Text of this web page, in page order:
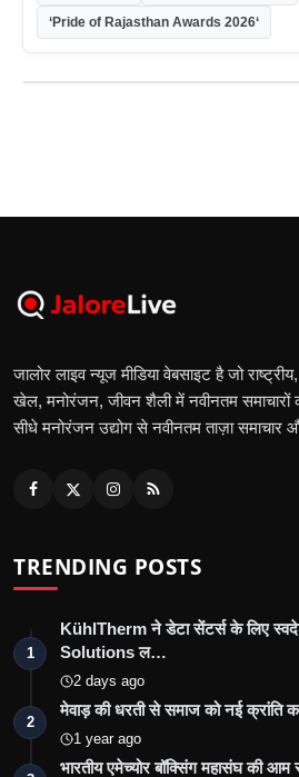
‘Pride of Rajasthan Awards 2026‘
जालोर लाइव न्यूज मीडिया वेबसाइट है जो
खेल, मनोरंजन, जीवन शैली में नवीनतम समाचारों
सीधे मनोरंजन उद्योग से नवीनतम ताज़ा समाचार
TRENDING POSTS
1
KühlTherm ने डेटा सेंटर्स के लिए
Solutions ल…
2 days ago
2
मेवाड़ की धरती से समाज को नई क्रांति
1 year ago
भारतीय एमेच्योर बॉक्सिंग महासंघ की